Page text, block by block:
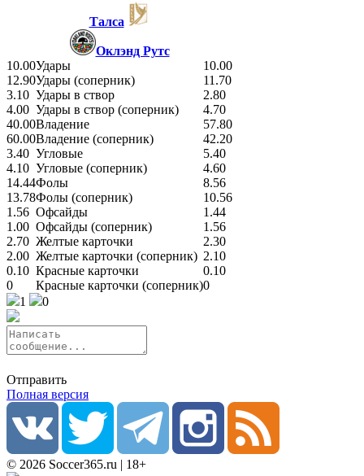
Талса
Оклэнд Рутс
10.00Удары
10.00
12.90Удары (соперник)
11.70
3.10 Удары в створ
2.80
4.00 Удары в створ (соперник)
4.70
40.00Владение
57.80
60.00Владение (соперник)
42.20
3.40 Угловые
5.40
4.10 Угловые (соперник)
4.60
14.44Фолы
8.56
13.78Фолы (соперник)
10.56
1.56 Офсайды
1.44
1.00 Офсайды (соперник)
1.56
2.70 Желтые карточки
2.30
2.00 Желтые карточки (соперник) 2.10
0.10 Красные карточки
0.10
0
Красные карточки (соперник)0
1
0
Отправить
Полная версия
© 2026 Soccer365.ru | 18+